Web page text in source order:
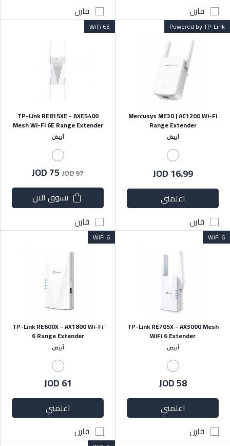
قارن قارن
Powered by TP-Link
أبيض
Mercusys ME30 | AC1200 Wi-Fi
Range Extender
JOD 16.99
اعلمني
قارن
WiFi 6E
أبيض
TP-Link RE815XE - AXE5400
Mesh Wi-Fi 6E Range Extender
JOD 75JOD 97
تسوق الان
قارن
WiFi 6
أبيض
TP-Link RE705X - AX3000 Mesh
WiFi 6 Extender
JOD 58
اعلمني
قارن
WiFi 6
أبيض
TP-Link RE600X - AX1800 Wi-Fi
6 Range Extender
JOD 61
اعلمني
قارن